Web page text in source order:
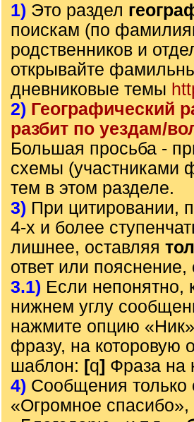
1) Это раздел
поискам (по
родственников и
открывайте
дневниковые темы
2) Географический
разбит по уездам/
Большая просьба -
схемы (участниками
тем в этом разделе.
3) При цитировании,
4-х и более
лишнее, оставляя
ответ или
3.1) Если непонятно,
нижнем углу
нажмите опцию «Ник»
фразу, на которовую
шаблон: [q] Фраза на
4) Сообщения только
«Огромное